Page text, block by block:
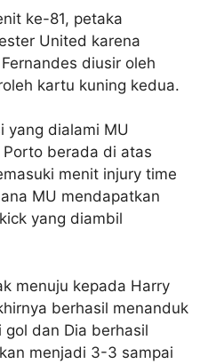
ke-81, petaka
United karena
diusir oleh
kartu kuning kedua.
yang dialami MU
berada di atas
menit injury time
MU mendapatkan
yang diambil
menuju kepada Harry
berhasil menanduk
dan Dia berhasil
menjadi 3-3 sampai